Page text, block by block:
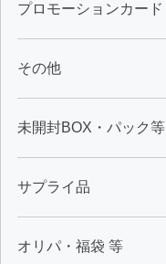
プロモーションカード
その他
未開封BOX・パック等
サプライ品
オリパ・福袋 等